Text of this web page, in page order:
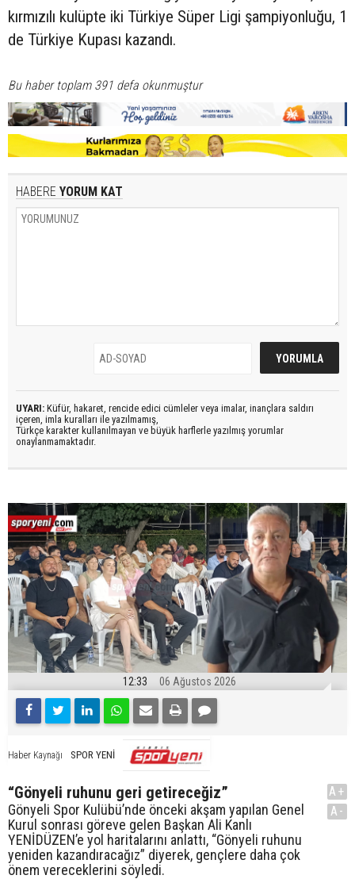
kırmızılı kulüpte iki Türkiye Süper Ligi şampiyonluğu, 1
de Türkiye Kupası kazandı.
Bu haber toplam 391 defa okunmuştur
HABERE YORUM KAT
UYARI: Küfür, hakaret, rencide edici cümleler veya imalar, inançlara saldırı
içeren, imla kuralları ile yazılmamış,
Türkçe karakter kullanılmayan ve büyük harflerle yazılmış yorumlar
onaylanmamaktadır.
12:33 06 Ağustos 2026
Haber Kaynağı SPOR YENİ
“Gönyeli ruhunu geri getireceğiz”
Gönyeli Spor Kulübü’nde önceki akşam yapılan Genel
Kurul sonrası göreve gelen Başkan Ali Kanlı
YENİDÜZEN’e yol haritalarını anlattı, “Gönyeli ruhunu
yeniden kazandıracağız” diyerek, gençlere daha çok
önem vereceklerini söyledi.
A+
A-